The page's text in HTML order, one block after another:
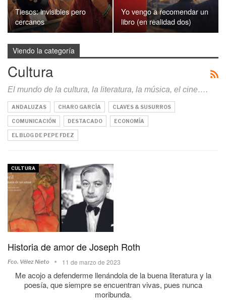
Tiesos: invisibles pero
cercanos
Yo vengo a recomendar un
libro (en realidad dos)
Viendo la categoría
Cultura
El mundo de la cultura, la literatura, la música, el cine….
ANDALUZAS CHARO GARCÍA CLAVES & SUSURROS
COMUNICACIÓN DESTACADO ECONOMÍA
EL BLOG DE PEPE FDEZ
CULTURA
Historia de amor de Joseph Roth
Fco. Vélez Nieto 11 de marzo de 2023
Me acojo a defenderme llenándola de la buena literatura y la
poesía, que siempre se encuentran vivas, pues nunca
moribunda.